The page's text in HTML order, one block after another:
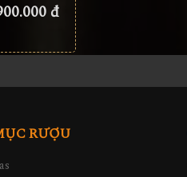
đ
RƯỢU